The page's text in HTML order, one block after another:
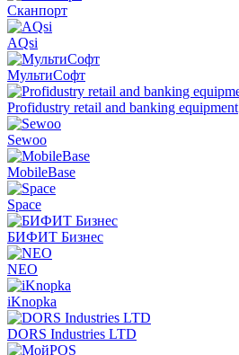
Сканпорт
AQsi
МультиСофт
Profidustry retail and banking equipment
Sewoo
MobileBase
Space
БИФИТ Бизнес
NEO
iKnopka
DORS Industries LTD